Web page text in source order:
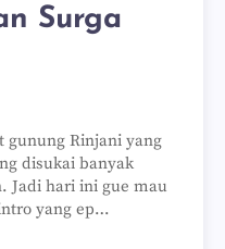
Surga
gunung Rinjani yang
disukai banyak
Jadi hari ini gue mau
yang ep…